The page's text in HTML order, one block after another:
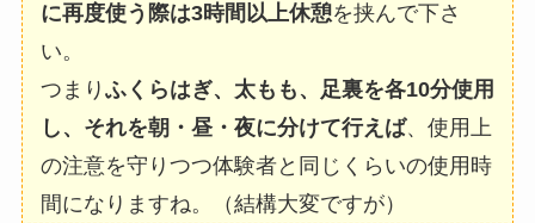
に再度使う際は3時間以上休憩を挟んで下さ
い。
つまり ふくらはぎ、太もも、足裏を各10分使用
し、それを朝・昼・夜に分けて行えば、使用上
の注意を守りつつ体験者と同じくらいの使用時
間になりますね。（結構大変ですが）